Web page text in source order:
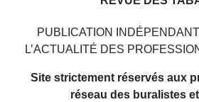
PUBLICATION
L’ACTUALITÉ DES
Site strictement réservés aux
réseau des buralistes